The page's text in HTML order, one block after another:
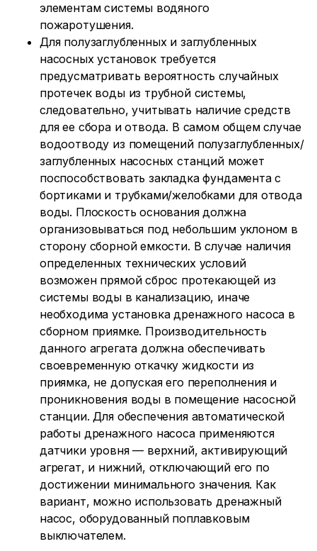
элементам системы водяного
пожаротушения.
Для полузаглубленных и заглубленных
насосных установок требуется
предусматривать вероятность случайных
протечек воды из трубной системы,
следовательно, учитывать наличие средств
для ее сбора и отвода. В самом общем случае
водоотводу из помещений полузаглубленных/
заглубленных насосных станций может
поспособствовать закладка фундамента с
бортиками и трубками/желобками для отвода
воды. Плоскость основания должна
организовываться под небольшим уклоном в
сторону сборной емкости. В случае наличия
определенных технических условий
возможен прямой сброс протекающей из
системы воды в канализацию, иначе
необходима установка дренажного насоса в
сборном приямке. Производительность
данного агрегата должна обеспечивать
своевременную откачку жидкости из
приямка, не допуская его переполнения и
проникновения воды в помещение насосной
станции. Для обеспечения автоматической
работы дренажного насоса применяются
датчики уровня — верхний, активирующий
агрегат, и нижний, отключающий его по
достижении минимального значения. Как
вариант, можно использовать дренажный
насос, оборудованный поплавковым
выключателем.